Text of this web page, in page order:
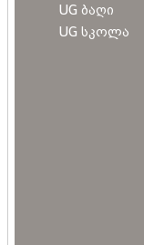
UG ბაღი
UG სკოლა